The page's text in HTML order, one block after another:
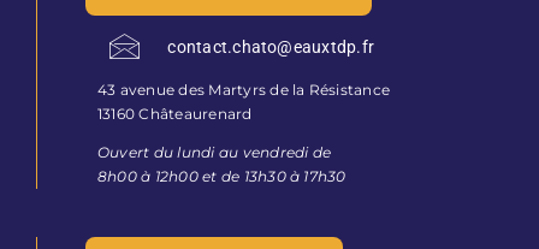
contact.chato@eauxtdp.fr
43 avenue des Martyrs de la Résistance
13160 Châteaurenard
Ouvert du lundi au vendredi de
8h00 à 12h00 et de 13h30 à 17h30